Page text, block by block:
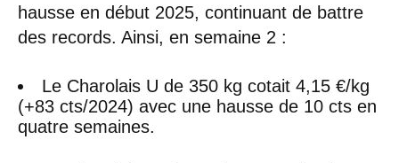
hausse en début 2025, continuant de battre
des records. Ainsi, en semaine 2 :
Le Charolais U de 350 kg cotait 4,15 €/kg
(+83 cts/2024) avec une hausse de 10 cts en
quatre semaines.